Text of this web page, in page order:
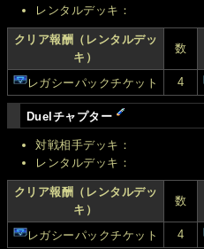
レンタルデッキ：
クリア報酬（レンタルデッ
キ）
数
レガシーパックチケット 4
Duelチャプター
対戦相手デッキ：
レンタルデッキ：
クリア報酬（レンタルデッ
キ）
数
レガシーパックチケット 4